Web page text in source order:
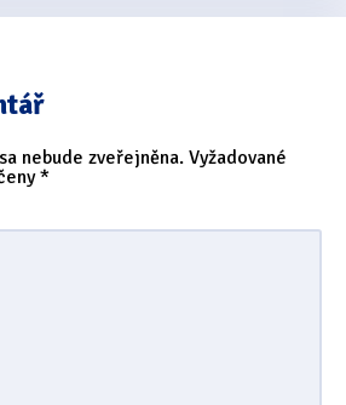
nebude zveřejněna. Vyžadované
*